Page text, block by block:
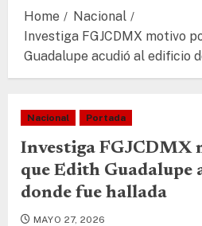
Home
Nacional
Investiga FGJCDMX motivo
Guadalupe acudió al edificio
Nacional Portada
Investiga FGJCDMX
que Edith Guadalupe
donde fue hallada
MAYO 27, 2026